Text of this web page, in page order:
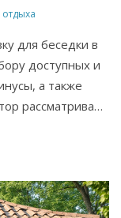
для беседки в
доступных и
а также
рассматривает
и
рекомендации и
на обшивку